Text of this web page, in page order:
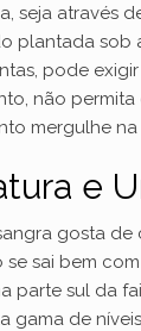
seja através
plantada sob
pode
não
mergulhe na
e
gosta
se sai bem
parte sul da
gama de